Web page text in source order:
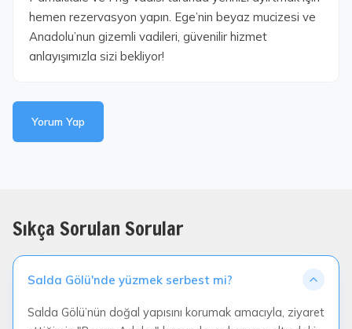
hemen rezervasyon yapın. Ege’nin beyaz mucizesi ve
Anadolu’nun gizemli vadileri, güvenilir hizmet
anlayışımızla sizi bekliyor!
Yorum Yap
Sıkça Sorulan Sorular
Salda Gölü'nde yüzmek serbest mi?
Salda Gölü’nün doğal yapısını korumak amacıyla, ziyaret